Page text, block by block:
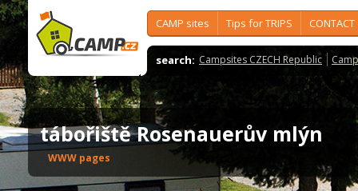
CAMP sites Tips for TRIPS CONTACT
search: Campsites CZECH Republic
tábořiště Rosenauerův mlýn
WWW pages